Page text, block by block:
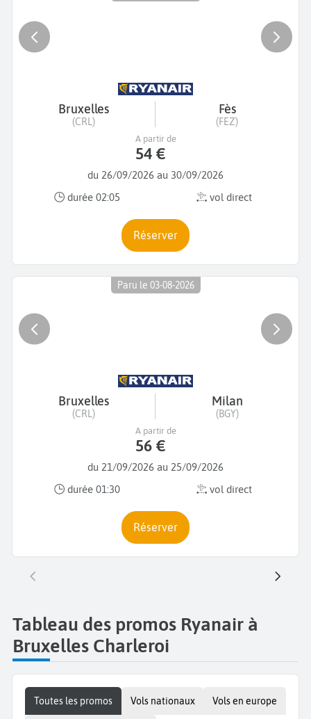
Bruxelles
(CRL)
Fès
(FEZ)
du 26/09/2026 au 30/09/2026
durée 02:05
vol direct
A partir de
54 €
Réserver
Paru le 03-08-2026
Bruxelles
(CRL)
Milan
(BGY)
du 21/09/2026 au 25/09/2026
durée 01:30
vol direct
A partir de
56 €
Réserver
Tableau des promos Ryanair à
Bruxelles Charleroi
Toutes les promos Vols nationaux Vols en europe